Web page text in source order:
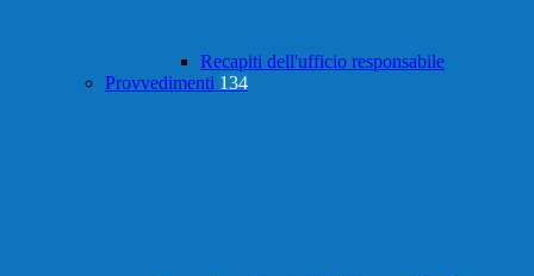
Recapiti dell'ufficio responsabile
Provvedimenti 134